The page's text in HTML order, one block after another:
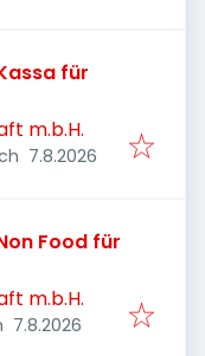
für
m.b.H.
Veröffentlicht:
7.8.2026
Food für
m.b.H.
Veröffentlicht :
7.8.2026